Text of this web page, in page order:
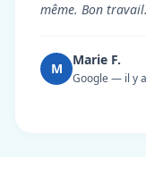
même. Bon
M
Marie F.
Google — il y